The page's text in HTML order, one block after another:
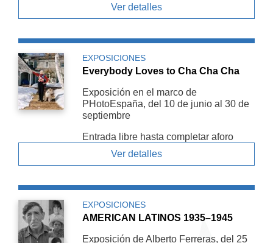
Ver detalles
EXPOSICIONES
Everybody Loves to Cha Cha Cha
Exposición en el marco de
PHotoEspaña, del 10 de junio al 30 de
septiembre
Entrada libre hasta completar aforo
Ver detalles
EXPOSICIONES
AMERICAN LATINOS 1935–1945
Exposición de Alberto Ferreras, del 25